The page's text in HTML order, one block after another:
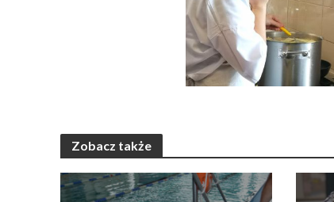
Zobacz także